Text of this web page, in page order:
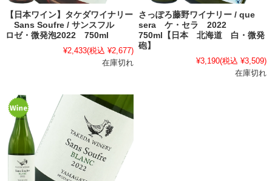
【日本ワイン】タケダワイナリー
Sans Soufre / サンスフル
ロゼ・微発泡2022 750ml
¥2,433(税込 ¥2,677)
在庫切れ
さっぽろ藤野ワイナリー / que
sera ケ・セラ 2022
750ml【日本 北海道 白・微発
砲】
¥3,190(税込 ¥3,509)
在庫切れ